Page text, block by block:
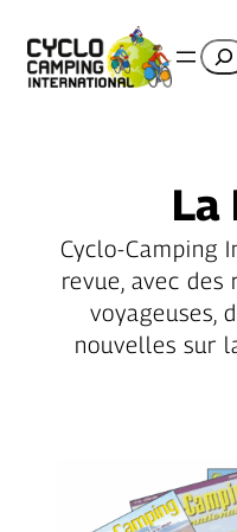
La
Cyclo-Camping
revue, avec
voyageuses,
nouvelles sur